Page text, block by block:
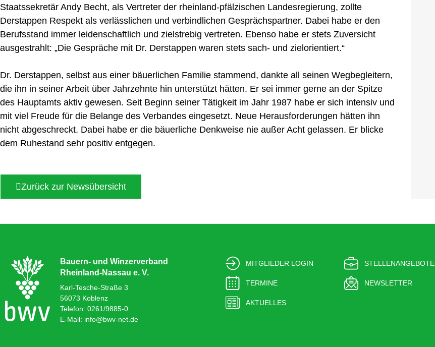
Staatssekretär Andy Becht, als Vertreter der rheinland-pfälzischen Landesregierung, zollte
Derstappen Respekt als verlässlichen und verbindlichen Gesprächspartner. Dabei habe er den
Berufsstand immer leidenschaftlich und zielstrebig vertreten. Ebenso habe er stets Zuversicht
ausgestrahlt: „Die Gespräche mit Dr. Derstappen waren stets sach- und zielorientiert.“
Dr. Derstappen, selbst aus einer bäuerlichen Familie stammend, dankte all seinen Wegbegleitern,
die ihn in seiner Arbeit über Jahrzehnte hin unterstützt hätten. Er sei immer gerne an der Spitze
des Hauptamts aktiv gewesen. Seit Beginn seiner Tätigkeit im Jahr 1987 habe er sich intensiv und
mit viel Freude für die Belange des Verbandes eingesetzt. Neue Herausforderungen hätten ihn
nicht abgeschreckt. Dabei habe er die bäuerliche Denkweise nie außer Acht gelassen. Er blicke
dem Ruhestand sehr positiv entgegen.
Zurück zur Newsübersicht
Bauern- und Winzerverband
Rheinland-Nassau e. V.
Karl-Tesche-Straße 3
56073 Koblenz
Telefon: 0261/9885-0
E-Mail: info@bwv-net.de
MITGLIEDER LOGIN
TERMINE
AKTUELLES
STELLENANGEBOTE
NEWSLETTER